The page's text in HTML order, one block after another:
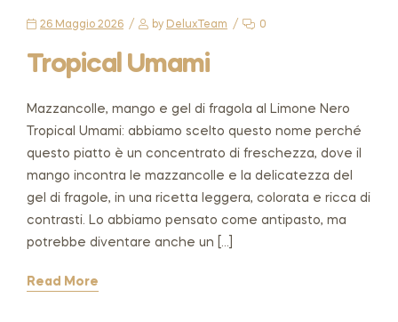
26 Maggio 2026 by DeluxTeam 0
Tropical Umami
Mazzancolle, mango e gel di fragola al Limone Nero
Tropical Umami: abbiamo scelto questo nome perché
questo piatto è un concentrato di freschezza, dove il
mango incontra le mazzancolle e la delicatezza del
gel di fragole, in una ricetta leggera, colorata e ricca di
contrasti. Lo abbiamo pensato come antipasto, ma
potrebbe diventare anche un […]
Read More